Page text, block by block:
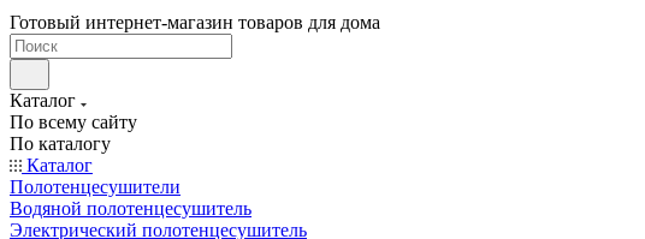
Готовый интернет-магазин товаров для дома
Каталог
По всему сайту
По каталогу
Каталог
Полотенцесушители
Водяной полотенцесушитель
Электрический полотенцесушитель